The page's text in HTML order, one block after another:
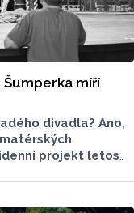
Šumperka míří
divadla? Ano,
projekt letos
pro vzdělávání,
od 14. do 23.